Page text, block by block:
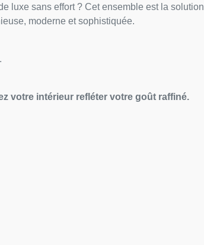
luxe sans effort ? Cet ensemble est la
moderne et sophistiquée.
votre intérieur refléter votre goût raffiné.